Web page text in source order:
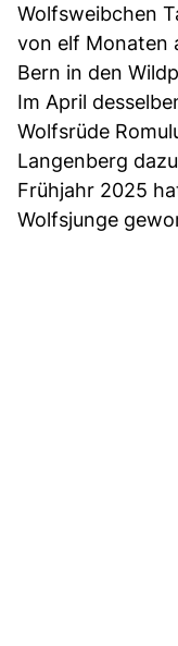
Wolfsweibchen
von elf Monaten
Bern in den
Im April
Wolfsrüde
Langenberg
Frühjahr 2025
Wolfsjunge